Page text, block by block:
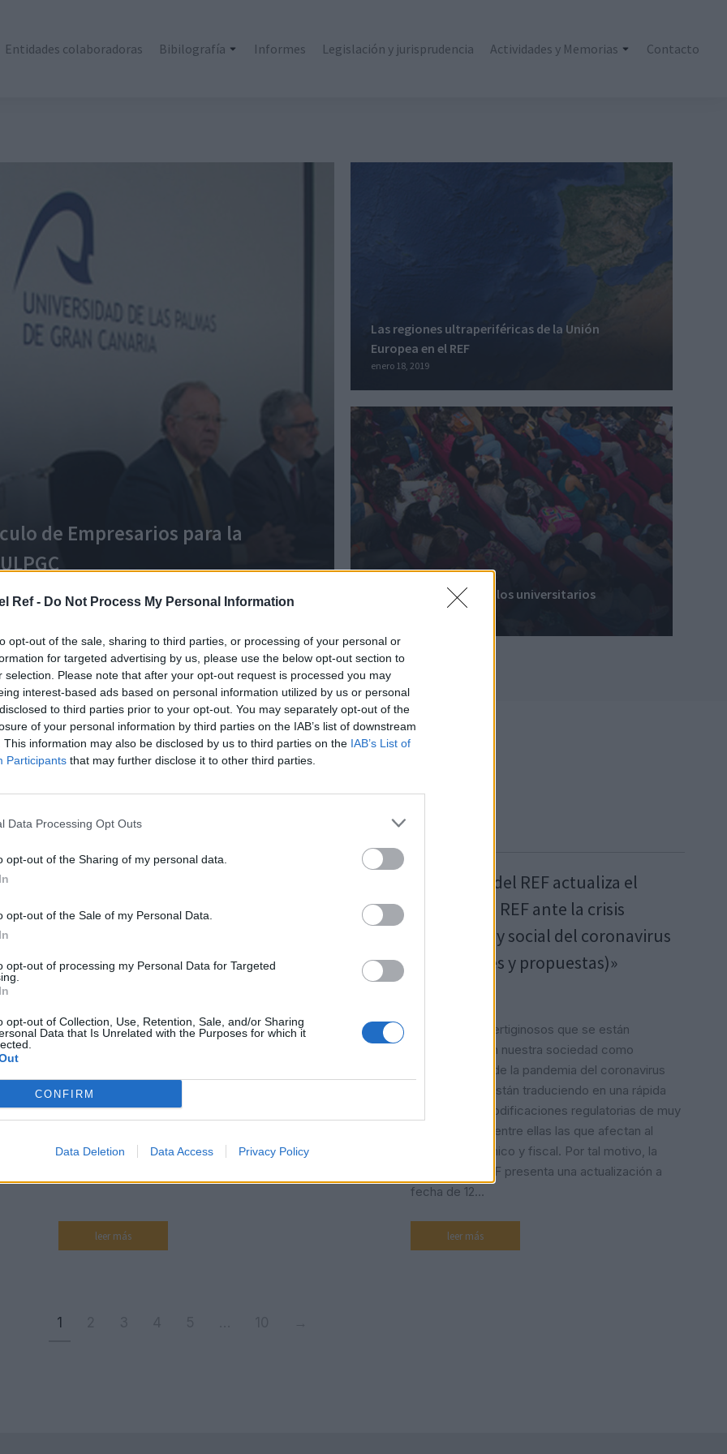
Ref - Do Not Process My Personal Information
opt-out of the sale, sharing to third parties, or processing of your personal or
for targeted advertising by us, please use the below opt-out section to
selection. Please note that after your opt-out request is processed you may
interest-based ads based on personal information utilized by us or personal
to third parties prior to your opt-out. You may separately opt-out of the
of your personal information by third parties on the IAB’s list of downstream
This information may also be disclosed by us to third parties on the IAB’s List of
Participants that may further disclose it to other third parties.
Data Processing Opt Outs
opt-out of the Sharing of my personal data.
opt-out of the Sale of my Personal Data.
opt-out of processing my Personal Data for Targeted
opt-out of Collection, Use, Retention, Sale, and/or Sharing
Data that Is Unrelated with the Purposes for which it
CONFIRM
Data Deletion Data Access Privacy Policy
Entidades colaboradoras Bibilografía Informes Legislación y jurisprudencia Actividades y Memorias Contacto
de Empresarios para la
Las regiones ultraperiféricas de la Unión
Europea en el REF
enero 18, 2019
Difusión del REF entre los universitarios
«Cátedra del REF»
Los cinco primeros tomos de la Colección
en abierto, al objeto de facilitar su difusión
pública entre todos aquellos que estén
Económico y Fiscal de Canarias, y la sociedad
en general. Tomo 1. La encrucijada del REF.
Origen y actualidad de sus…
leer más
La Cátedra del REF actualiza el
informe «El REF ante la crisis
económica y social del coronavirus
(Reflexiones y propuestas)»
Los cambios vertiginosos que se están
produciendo en nuestra sociedad como
consecuencia de la pandemia del coronavirus
(Covid‐19) se están traduciendo en una rápida
sucesión de modificaciones regulatorias de muy
diversa índole, entre ellas las que afectan al
ámbito económico y fiscal. Por tal motivo, la
Cátedra del REF presenta una actualización a
fecha de 12…
leer más
1